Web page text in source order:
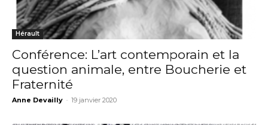
Adresse email*
Nom
Hérault
Conférence: L’art contemporain et la
question animale, entre Boucherie et
Fraternité
Anne Devailly - 19 janvier 2020